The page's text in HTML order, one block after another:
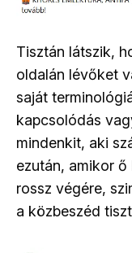
Tisztán látszik,
oldalán lévőket
saját
kapcsolódás
mindenkit, aki
ezután, amikor
rossz végére,
a közbeszéd